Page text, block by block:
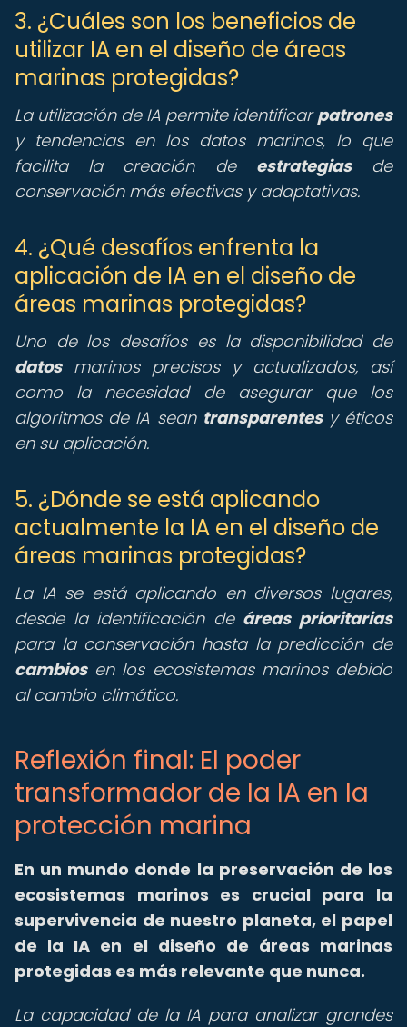
3. ¿Cuáles son los beneficios de
utilizar IA en el diseño de áreas
marinas protegidas?
La utilización de IA permite identificarpatrones
y tendencias en los datos marinos, lo que
facilita la creación de estrategiasde
conservación más efectivas y adaptativas.
4. ¿Qué desafíos enfrenta la
aplicación de IA en el diseño de
áreas marinas protegidas?
Uno de los desafíos es la disponibilidad de
datosmarinos precisos y actualizados, así
como la necesidad de asegurar que los
algoritmos de IA sean transparentesy éticos
en su aplicación.
5. ¿Dónde se está aplicando
actualmente la IA en el diseño de
áreas marinas protegidas?
La IA se está aplicando en diversos lugares,
desde la identificación de áreas prioritarias
para la conservación hasta la predicción de
cambiosen los ecosistemas marinos debido
al cambio climático.
Reflexión final: El poder
transformador de la IA en la
protección marina
En un mundo donde la preservación de los
ecosistemas marinos es crucial para la
supervivencia de nuestro planeta, el papel
de la IA en el diseño de áreas marinas
protegidas es más relevante que nunca.
La capacidad de la IA para analizar grandes